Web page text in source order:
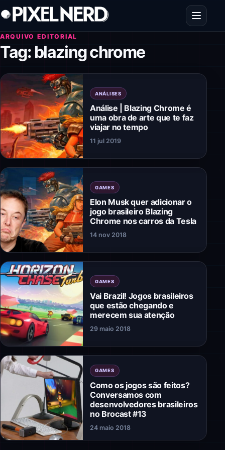
Pular para o conteúdo
Abrir
ARQUIVO EDITORIAL
Tag: blazing chrome
ANÁLISES
Análise | Blazing Chrome é
uma obra de arte que te faz
viajar no tempo
11 jul 2019
GAMES
Elon Musk quer adicionar o
jogo brasileiro Blazing
Chrome nos carros da Tesla
14 nov 2018
GAMES
Vai Brazil! Jogos brasileiros
que estão chegando e
merecem sua atenção
29 maio 2018
GAMES
Como os jogos são feitos?
Conversamos com
desenvolvedores brasileiros
no Brocast #13
24 maio 2018